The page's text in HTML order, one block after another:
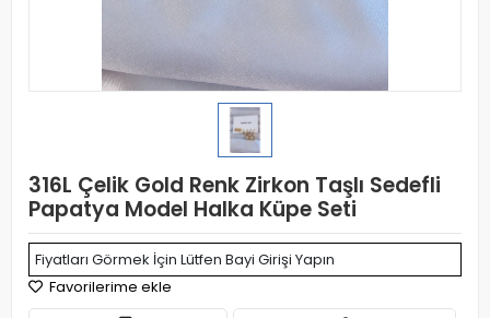
316L Çelik Gold Renk Zirkon Taşlı Sedefli
Papatya Model Halka Küpe Seti
Fiyatları Görmek İçin Lütfen Bayi Girişi Yapın
Favorilerime ekle